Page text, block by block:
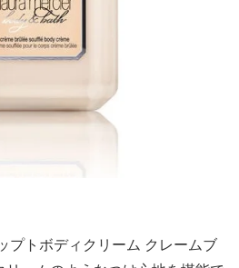
プトボディクリーム クレームブ